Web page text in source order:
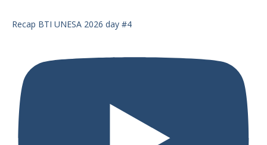
Recap BTI UNESA 2026 day #4